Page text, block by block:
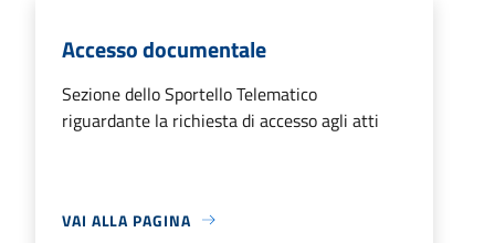
Accesso documentale
Sezione dello Sportello Telematico
riguardante la richiesta di accesso agli atti
VAI ALLA PAGINA